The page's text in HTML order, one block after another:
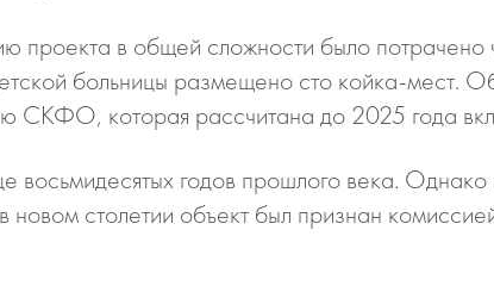
проекта в общей сложности было
больницы размещено сто койка-мест.
СКФО, которая рассчитана до 2025 года
восьмидесятых годов прошлого века.
столетии объект был признан